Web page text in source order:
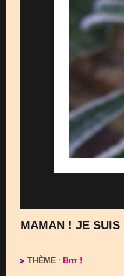
MAMAN ! JE
THÈME : Brrr !